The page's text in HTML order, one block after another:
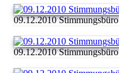
09.12.2010 Stimmungsbüro
09.12.2010 Stimmungsbüro